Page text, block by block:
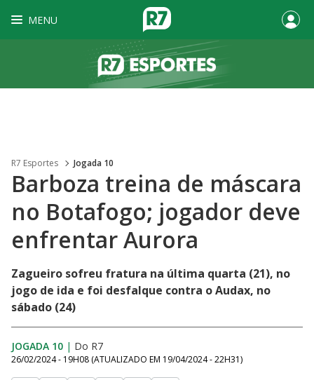
MENU
R7 Esportes Jogada 10
Barboza treina de máscara
no Botafogo; jogador deve
enfrentar Aurora
Zagueiro sofreu fratura na última quarta (21), no
jogo de ida e foi desfalque contra o Audax, no
sábado (24)
JOGADA 10 | Do R7
26/02/2024 - 19H08 (ATUALIZADO EM 19/04/2024 - 22H31)